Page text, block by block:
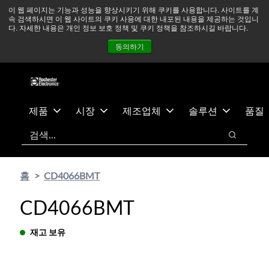
이 웹 페이지는 기능과 성능을 향상시키기 위해 쿠키를 사용합니다. 사이트를 계
속 검색하시면 이 웹 사이트의 쿠키 사용에 대한 내포된 내용을 제공하는 것입니
다. 자세한 내용은 개인 정보 보호 정책 및 쿠키 정책을 참조하시길 바랍니다.
동의하기
츠
건
중동 지역 상황을 지속적으로 주시하고 있으며, 모든 서비스는
정상적으로 운영되고 있습니다. 더 읽어보기 →
뉴스
문의하기
제품 시장 제조업체 솔루션
품질
검색
검색
홈 CD4066BMT
CD4066BMT
재고 보유